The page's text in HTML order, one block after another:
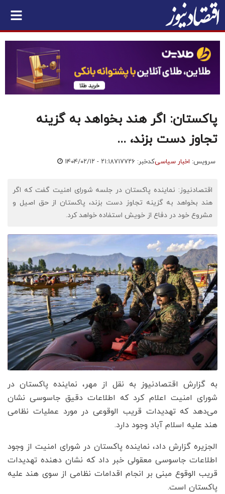
پاکستان: اگر هند بخواهد به گزینه
تجاوز دست بزند، ...
سرویس: اخبار سیاسیکدخبر: ۷۱۷۷۲۶ ۱۴۰۴/۰۲/۱۲ - ۲۱:۱۸
اقتصادنیوز: نماینده پاکستان در جلسه شورای امنیت گفت که اگر
هند بخواهد به گزینه تجاوز دست بزند، پاکستان از حق اصیل و
مشروع خود در دفاع از خویش استفاده خواهد کرد.
به گزارش اقتصادنیوز به نقل از مهر، نماینده پاکستان در
شورای امنیت اعلام کرد که اطلاعات دقیق جاسوسی نشان
می‌دهد که تهدیدات قریب الوقوعی در مورد عملیات نظامی
هند علیه اسلام آباد وجود دارد.
الجزیره گزارش داد، نماینده پاکستان در شورای امنیت از وجود
اطلاعات جاسوسی معقولی خبر داد که نشان دهنده تهدیدات
قریب الوقوع مبنی بر انجام اقدامات نظامی از سوی هند علیه
پاکستان است.